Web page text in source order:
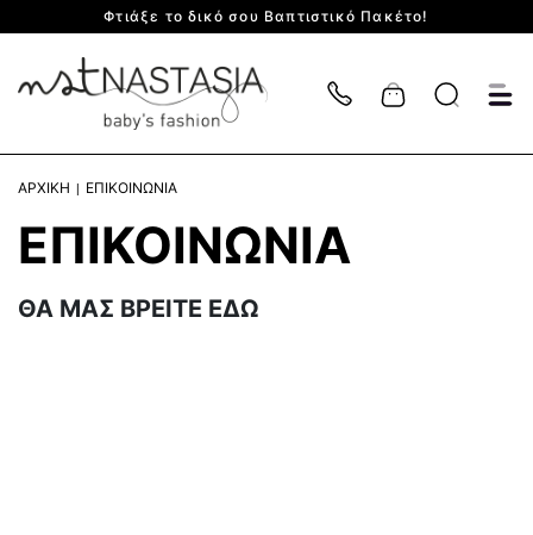
Φτιάξε το δικό σου Βαπτιστικό Πακέτο!
Cart
ΑΡΧΙΚΗ ΕΠΙΚΟΙΝΩΝΙΑ
ΕΠΙΚΟΙΝΩΝΙΑ
ΘΑ ΜΑΣ ΒΡΕΙΤΕ ΕΔΩ